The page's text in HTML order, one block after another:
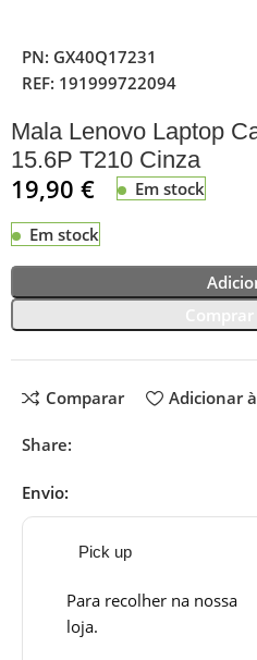
PN: GX40Q17231
REF: 191999722094
Mala Lenovo Laptop
15.6P T210 Cinza
19,90€ Em stock
Em stock
Comparar Adicionar
Share:
Envio:
Pick up
Para recolher na nossa
loja.